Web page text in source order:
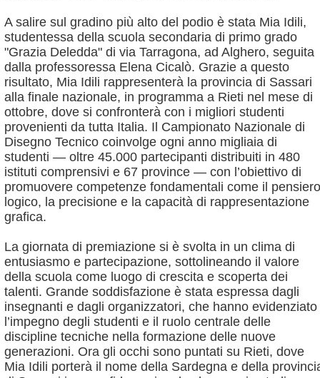
A salire sul gradino più alto del podio è stata Mia Idili,
studentessa della scuola secondaria di primo grado
"Grazia Deledda" di via Tarragona, ad Alghero, seguita
dalla professoressa Elena Cicalò. Grazie a questo
risultato, Mia Idili rappresenterà la provincia di Sassari
alla finale nazionale, in programma a Rieti nel mese di
ottobre, dove si confronterà con i migliori studenti
provenienti da tutta Italia. Il Campionato Nazionale di
Disegno Tecnico coinvolge ogni anno migliaia di
studenti — oltre 45.000 partecipanti distribuiti in 480
istituti comprensivi e 67 province — con l’obiettivo di
promuovere competenze fondamentali come il pensiero
logico, la precisione e la capacità di rappresentazione
grafica.
La giornata di premiazione si è svolta in un clima di
entusiasmo e partecipazione, sottolineando il valore
della scuola come luogo di crescita e scoperta dei
talenti. Grande soddisfazione è stata espressa dagli
insegnanti e dagli organizzatori, che hanno evidenziato
l’impegno degli studenti e il ruolo centrale delle
discipline tecniche nella formazione delle nuove
generazioni. Ora gli occhi sono puntati su Rieti, dove
Mia Idili porterà il nome della Sardegna e della